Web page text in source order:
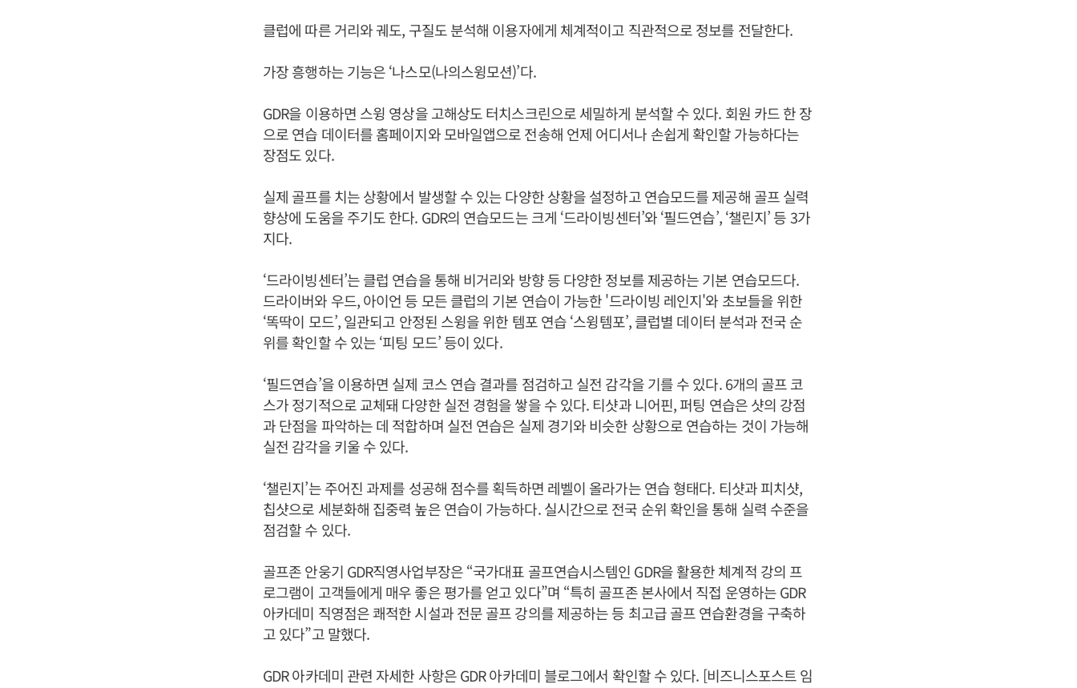
클럽에 따른 거리와 궤도, 구질도 분석해 이용자에게 체계적이고 직관적으로 정보를 전달한다.
가장 흥행하는 기능은 ‘나스모(나의스윙모션)’다.
GDR을 이용하면 스윙 영상을 고해상도 터치스크린으로 세밀하게 분석할 수 있다. 회원 카드 한 장
으로 연습 데이터를 홈페이지와 모바일앱으로 전송해 언제 어디서나 손쉽게 확인할 가능하다는
장점도 있다.
실제 골프를 치는 상황에서 발생할 수 있는 다양한 상황을 설정하고 연습모드를 제공해 골프 실력
향상에 도움을 주기도 한다. GDR의 연습모드는 크게 ‘드라이빙센터’와 ‘필드연습’, ‘챌린지’ 등 3가
지다.
‘드라이빙센터’는 클럽 연습을 통해 비거리와 방향 등 다양한 정보를 제공하는 기본 연습모드다.
드라이버와 우드, 아이언 등 모든 클럽의 기본 연습이 가능한 '드라이빙 레인지'와 초보들을 위한
‘똑딱이 모드’, 일관되고 안정된 스윙을 위한 템포 연습 ‘스윙템포’, 클럽별 데이터 분석과 전국 순
위를 확인할 수 있는 ‘피팅 모드’ 등이 있다.
‘필드연습’을 이용하면 실제 코스 연습 결과를 점검하고 실전 감각을 기를 수 있다. 6개의 골프 코
스가 정기적으로 교체돼 다양한 실전 경험을 쌓을 수 있다. 티샷과 니어핀, 퍼팅 연습은 샷의 강점
과 단점을 파악하는 데 적합하며 실전 연습은 실제 경기와 비슷한 상황으로 연습하는 것이 가능해
실전 감각을 키울 수 있다.
‘챌린지’는 주어진 과제를 성공해 점수를 획득하면 레벨이 올라가는 연습 형태다. 티샷과 피치샷,
칩샷으로 세분화해 집중력 높은 연습이 가능하다. 실시간으로 전국 순위 확인을 통해 실력 수준을
점검할 수 있다.
골프존 안웅기 GDR직영사업부장은 “국가대표 골프연습시스템인 GDR을 활용한 체계적 강의 프
로그램이 고객들에게 매우 좋은 평가를 얻고 있다”며 “특히 골프존 본사에서 직접 운영하는 GDR
아카데미 직영점은 쾌적한 시설과 전문 골프 강의를 제공하는 등 최고급 골프 연습환경을 구축하
고 있다”고 말했다.
GDR 아카데미 관련 자세한 사항은 GDR 아카데미 블로그에서 확인할 수 있다. [비즈니스포스트 임